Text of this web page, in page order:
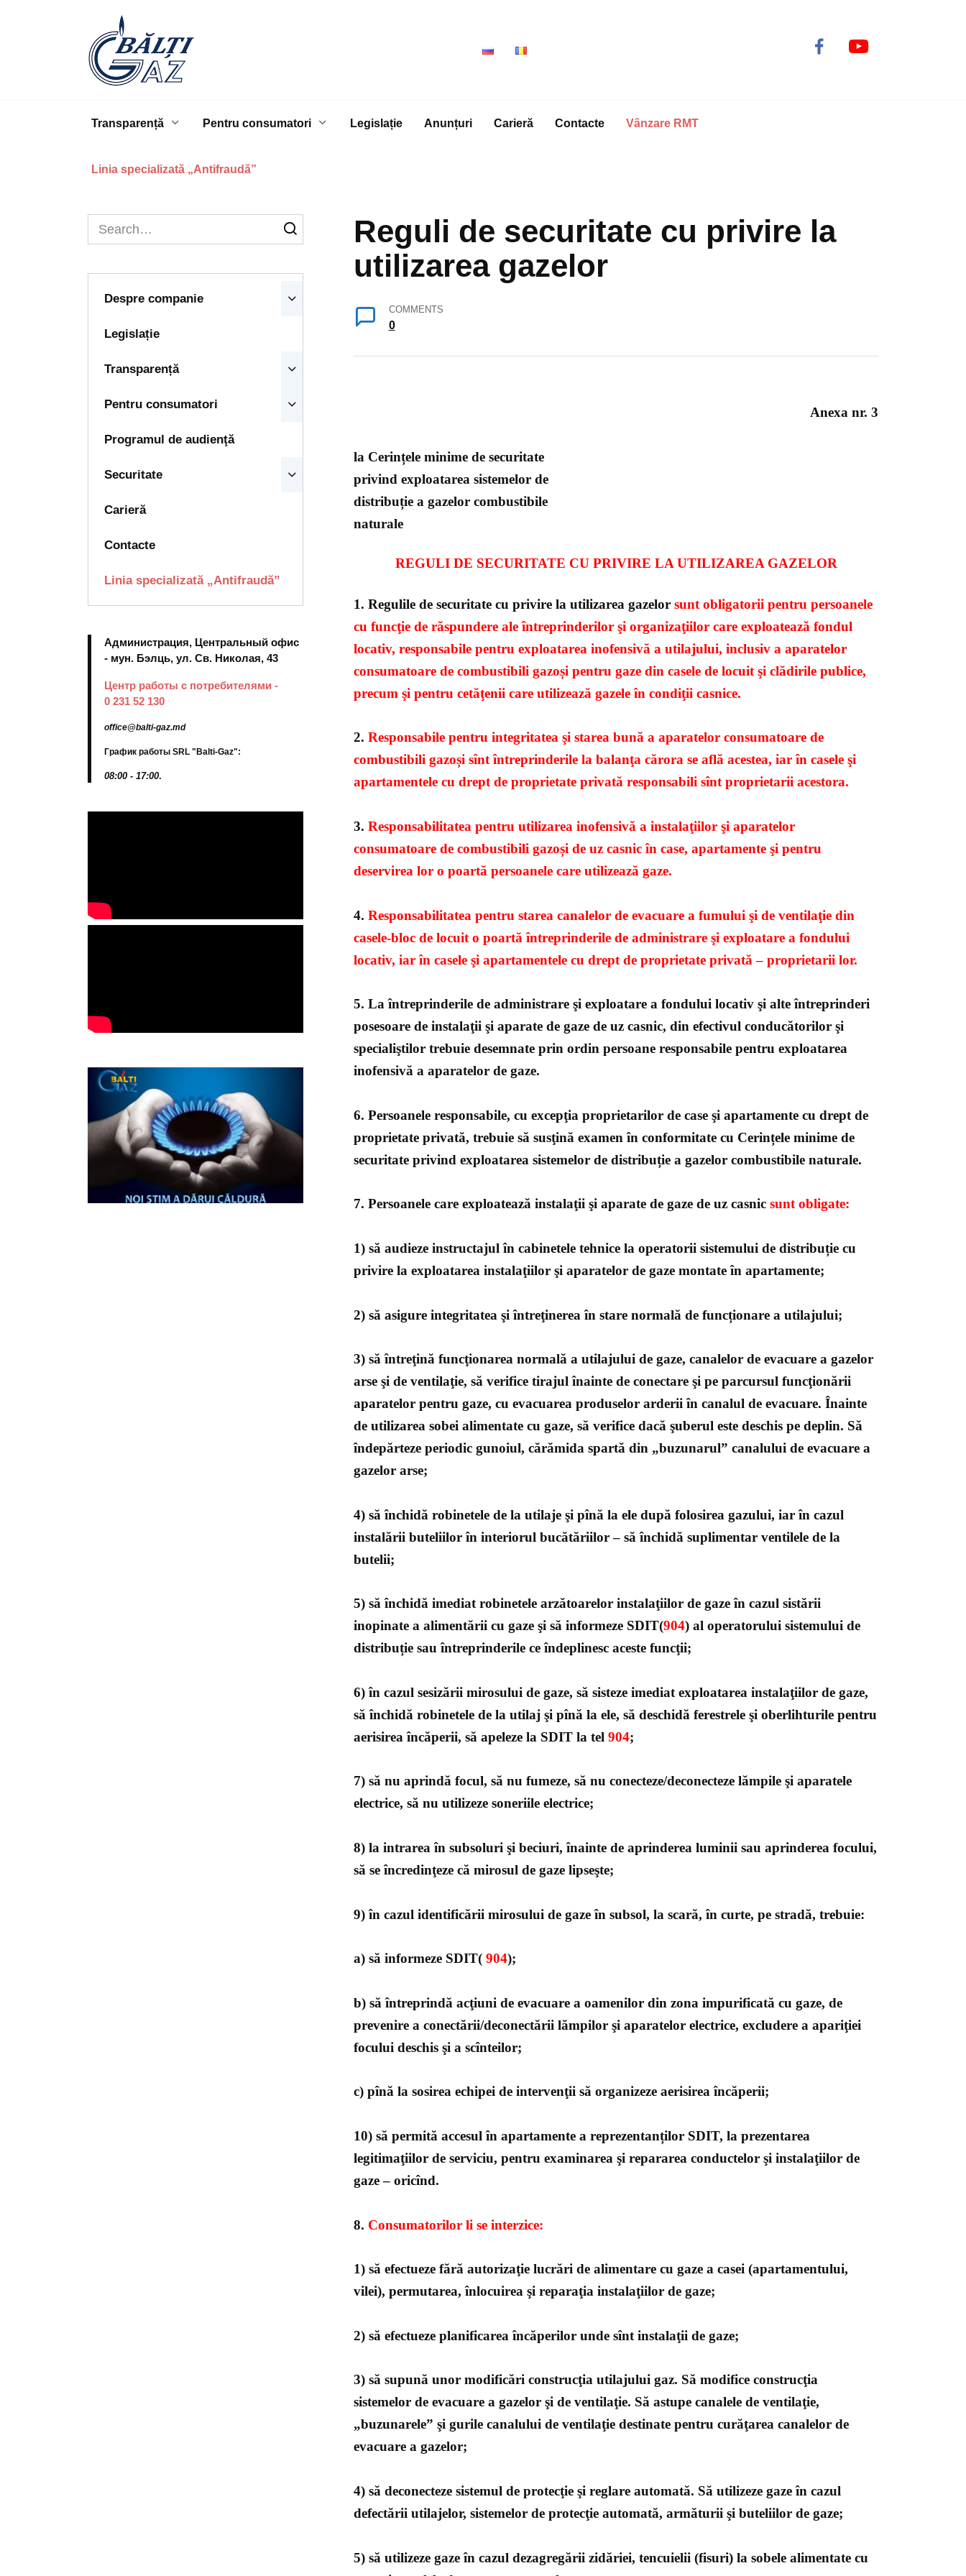
Transparență Pentru consumatori Legislație Anunțuri Carieră Contacte Vânzare RMT
Linia specializată „Antifraudă”
Reguli de securitate cu privire la
utilizarea gazelor
COMMENTS
0
Anexa nr. 3
la Cerințele minime de securitate
privind exploatarea sistemelor de
distribuție a gazelor combustibile
naturale
REGULI DE SECURITATE CU PRIVIRE LA UTILIZAREA GAZELOR
1. Regulile de securitate cu privire la utilizarea gazelor sunt obligatorii pentru persoanele
cu funcţie de răspundere ale întreprinderilor şi organizaţiilor care exploatează fondul
locativ, responsabile pentru exploatarea inofensivă a utilajului, inclusiv a aparatelor
consumatoare de combustibili gazoși pentru gaze din casele de locuit şi clădirile publice,
precum şi pentru cetăţenii care utilizează gazele în condiţii casnice.
2. Responsabile pentru integritatea şi starea bună a aparatelor consumatoare de
combustibili gazoși sînt întreprinderile la balanţa cărora se află acestea, iar în casele şi
apartamentele cu drept de proprietate privată responsabili sînt proprietarii acestora.
3. Responsabilitatea pentru utilizarea inofensivă a instalaţiilor şi aparatelor
consumatoare de combustibili gazoși de uz casnic în case, apartamente şi pentru
deservirea lor o poartă persoanele care utilizează gaze.
4. Responsabilitatea pentru starea canalelor de evacuare a fumului şi de ventilaţie din
casele-bloc de locuit o poartă întreprinderile de administrare şi exploatare a fondului
locativ, iar în casele şi apartamentele cu drept de proprietate privată – proprietarii lor.
5. La întreprinderile de administrare şi exploatare a fondului locativ şi alte întreprinderi
posesoare de instalaţii şi aparate de gaze de uz casnic, din efectivul conducătorilor şi
specialiştilor trebuie desemnate prin ordin persoane responsabile pentru exploatarea
inofensivă a aparatelor de gaze.
6. Persoanele responsabile, cu excepţia proprietarilor de case şi apartamente cu drept de
proprietate privată, trebuie să susţină examen în conformitate cu Cerințele minime de
securitate privind exploatarea sistemelor de distribuție a gazelor combustibile naturale.
7. Persoanele care exploatează instalaţii şi aparate de gaze de uz casnic sunt obligate:
1) să audieze instructajul în cabinetele tehnice la operatorii sistemului de distribuție cu
privire la exploatarea instalaţiilor şi aparatelor de gaze montate în apartamente;
2) să asigure integritatea şi întreţinerea în stare normală de funcționare a utilajului;
3) să întreţină funcţionarea normală a utilajului de gaze, canalelor de evacuare a gazelor
arse şi de ventilaţie, să verifice tirajul înainte de conectare şi pe parcursul funcţionării
aparatelor pentru gaze, cu evacuarea produselor arderii în canalul de evacuare. Înainte
de utilizarea sobei alimentate cu gaze, să verifice dacă şuberul este deschis pe deplin. Să
îndepărteze periodic gunoiul, cărămida spartă din „buzunarul” canalului de evacuare a
gazelor arse;
4) să închidă robinetele de la utilaje şi pînă la ele după folosirea gazului, iar în cazul
instalării buteliilor în interiorul bucătăriilor – să închidă suplimentar ventilele de la
butelii;
5) să închidă imediat robinetele arzătoarelor instalaţiilor de gaze în cazul sistării
inopinate a alimentării cu gaze şi să informeze SDIT(904) al operatorului sistemului de
distribuție sau întreprinderile ce îndeplinesc aceste funcţii;
6) în cazul sesizării mirosului de gaze, să sisteze imediat exploatarea instalaţiilor de gaze,
să închidă robinetele de la utilaj şi pînă la ele, să deschidă ferestrele şi oberlihturile pentru
aerisirea încăperii, să apeleze la SDIT la tel 904;
7) să nu aprindă focul, să nu fumeze, să nu conecteze/deconecteze lămpile şi aparatele
electrice, să nu utilizeze soneriile electrice;
8) la intrarea în subsoluri şi beciuri, înainte de aprinderea luminii sau aprinderea focului,
să se încredinţeze că mirosul de gaze lipseşte;
9) în cazul identificării mirosului de gaze în subsol, la scară, în curte, pe stradă, trebuie:
a) să informeze SDIT( 904);
b) să întreprindă acţiuni de evacuare a oamenilor din zona impurificată cu gaze, de
prevenire a conectării/deconectării lămpilor şi aparatelor electrice, excludere a apariţiei
focului deschis şi a scînteilor;
c) pînă la sosirea echipei de intervenţii să organizeze aerisirea încăperii;
10) să permită accesul în apartamente a reprezentanților SDIT, la prezentarea
legitimaţiilor de serviciu, pentru examinarea şi repararea conductelor şi instalaţiilor de
gaze – oricînd.
8. Consumatorilor li se interzice:
1) să efectueze fără autorizaţie lucrări de alimentare cu gaze a casei (apartamentului,
vilei), permutarea, înlocuirea şi reparaţia instalaţiilor de gaze;
2) să efectueze planificarea încăperilor unde sînt instalaţii de gaze;
3) să supună unor modificări construcţia utilajului gaz. Să modifice construcţia
sistemelor de evacuare a gazelor şi de ventilaţie. Să astupe canalele de ventilaţie,
„buzunarele” şi gurile canalului de ventilaţie destinate pentru curăţarea canalelor de
evacuare a gazelor;
4) să deconecteze sistemul de protecţie şi reglare automată. Să utilizeze gaze în cazul
defectării utilajelor, sistemelor de protecţie automată, armăturii şi buteliilor de gaze;
5) să utilizeze gaze în cazul dezagregării zidăriei, tencuielii (fisuri) la sobele alimentate cu
Search
for:
Despre companie
Legislație
Transparență
Pentru consumatori
Programul de audienţă
Securitate
Carieră
Contacte
Linia specializată „Antifraudă”
Администрация, Центральный офис
- мун. Бэлць, ул. Св. Николая, 43
Центр работы с потребителями -
0 231 52 130
office@balti-gaz.md
График работы SRL "Balti-Gaz":
08:00 - 17:00.